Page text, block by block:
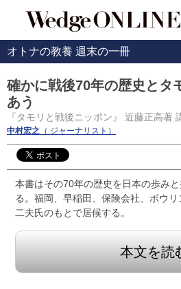
オトナの教養 週末の一冊
確かに戦後70年の歴史とタ
あう
『タモリと戦後ニッポン』 近藤正高著
中村宏之 （ ジャーナリスト）
本書はその70年の歴史を日本の歩み
る。福岡、早稲田、保険会社、ボウ
二夫氏のもとで居候する。
本文を読